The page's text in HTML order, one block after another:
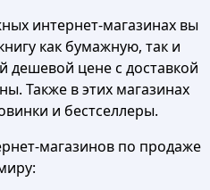
интернет-магазинах вы
как бумажную, так и
дешевой цене с доставкой
Также в этих магазинах
и бестселлеры.
магазинов по продаже